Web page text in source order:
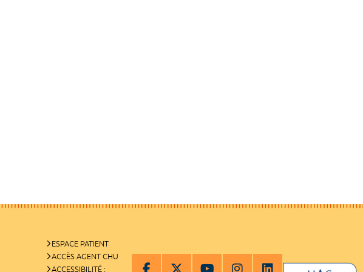
ESPACE PATIENT
ACCÈS AGENT CHU
ACCESSIBILITÉ :